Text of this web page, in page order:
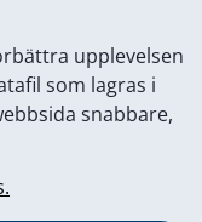
upplevelsen
som lagras i
snabbare,